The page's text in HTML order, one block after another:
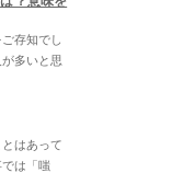
存知でし
多いと思
はあって
は「嗤